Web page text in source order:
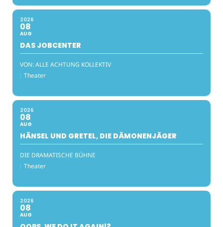
2026
08
AUG
DAS JOBCENTER
VON: ALLE ACHTUNG KOLLEKTIV
: Theater
2026
08
AUG
HÄNSEL UND GRETEL, DIE DÄMONENJÄGER
DIE DRAMATISCHE BÜHNE
: Theater
2026
08
AUG